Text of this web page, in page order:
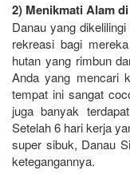
2) Menikmati Alam
Danau yang
rekreasi bagi
hutan yang rimbun
Anda yang mencari
tempat ini sangat
juga banyak
Setelah 6 hari kerja
super sibuk, Danau
ketegangannya.